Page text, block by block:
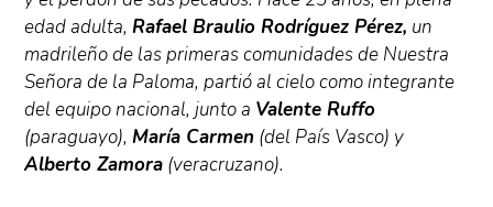
edad adulta,Rafael Braulio Rodríguez Pérez, un
madrileño de las primeras comunidades de Nuestra
Señora de la Paloma, partió al cielo como integrante
del equipo nacional, junto a Valente Ruffo
(paraguayo),María Carmen (del País Vasco) y
Alberto Zamora (veracruzano).